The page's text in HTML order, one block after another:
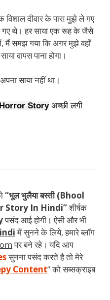
विशाल दीवार के पास मुझे ले गए
गए थे। हर साया एक रूह के जैसे
मैं समझ गया कि अगर मुझे वहाँ
वापस पाना होगा।
साया नहीं था।
Horror Story अच्छी लगी
“भूल भुलैया बस्ती (Bhool
Story In Hindi”शीर्षक
पसंद आई होगी। ऐसी और भी
में सुनने के लिये, हमारे ब्लॉग
पर बने रहे। यदि आप
सुनना पसंद करते है तो मेरे
Content” को सब्सक्राइब